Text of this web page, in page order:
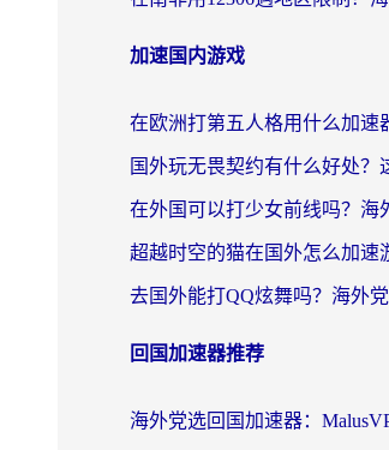
加速国内游戏
回国加速器推荐